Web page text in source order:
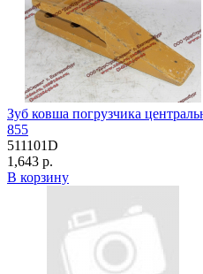
Зуб ковша погрузчика
855
511101D
1,643 р.
В корзину